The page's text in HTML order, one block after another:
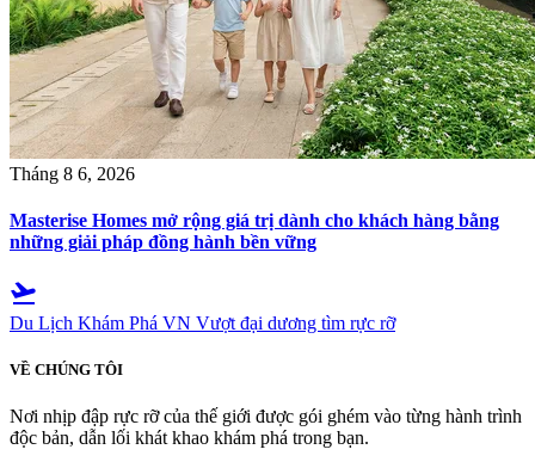
Tháng 8 6, 2026
Masterise Homes mở rộng giá trị dành cho khách hàng bằng
những giải pháp đồng hành bền vững
flight_takeoff
Du Lịch Khám Phá VN Vượt đại dương tìm rực rỡ
VỀ CHÚNG TÔI
Nơi nhịp đập rực rỡ của thế giới được gói ghém vào từng hành trình
độc bản, dẫn lối khát khao khám phá trong bạn.